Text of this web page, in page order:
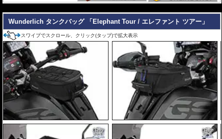
しております。
Wunderlich タンクバッグ 「Elephant Tour / エレファント ツアー」
スワイプでスクロール、クリック(タップ)で拡大表示